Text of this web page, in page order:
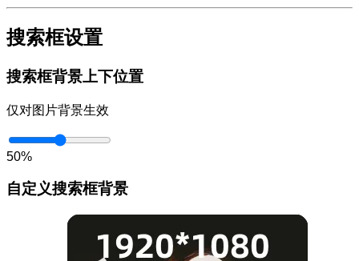
搜索框设置
搜索框背景上下位置
仅对图片背景生效
50%
自定义搜索框背景